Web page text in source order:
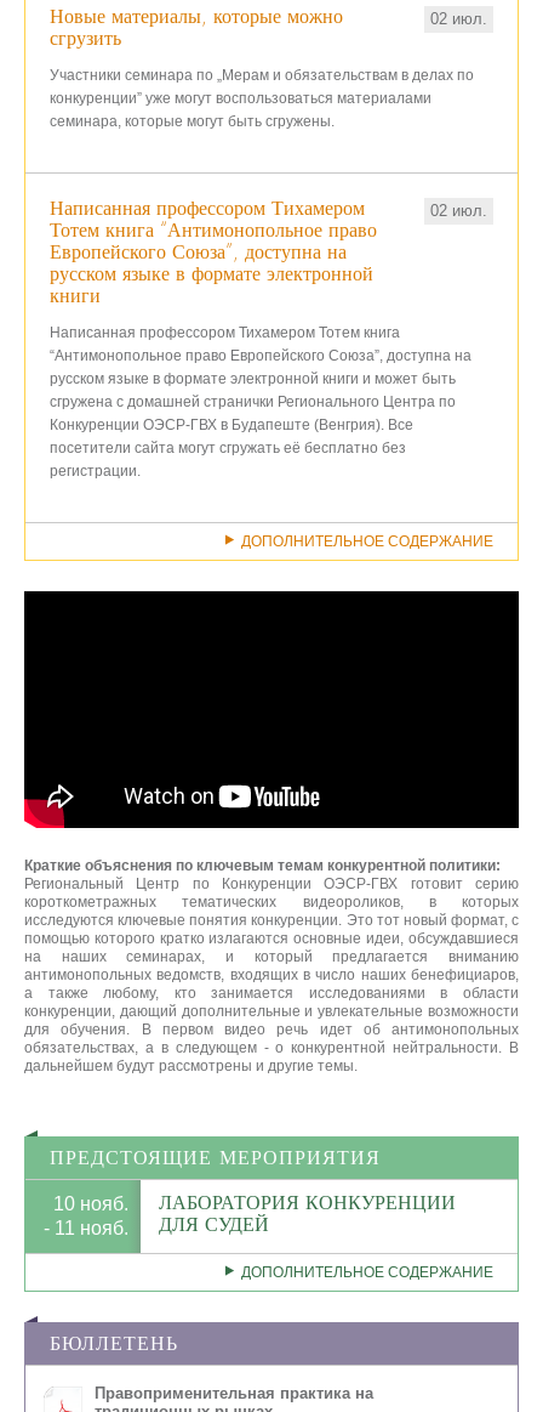
Новые материалы, которые можно
сгрузить
02 июл.
Участники семинара по „Мерам и обязательствам в делах по
конкуренции” уже могут воспользоваться материалами
семинара, которые могут быть сгружены.
Написанная профессором Тихамером
Тотем книга “Антимонопольное право
Европейского Союза”, доступна на
русском языке в формате электронной
книги
02 июл.
Написанная профессором Тихамером Тотем книга
“Антимонопольное право Европейского Союза”, доступна на
русском языке в формате электронной книги и может быть
сгружена с домашней странички Регионального Центра по
Конкуренции ОЭСР-ГВХ в Будапеште (Венгрия). Все
посетители сайта могут сгружать её бесплатно без
регистрации.
ДОПОЛНИТЕЛЬНОЕ СОДЕРЖАНИЕ
Краткие объяснения по ключевым темам конкурентной политики:
Региональный Центр по Конкуренции ОЭСР-ГВХ готовит серию
короткометражных тематических видеороликов, в которых
исследуются ключевые понятия конкуренции. Это тот новый формат, с
помощью которого кратко излагаются основные идеи, обсуждавшиеся
на наших семинарах, и который предлагается вниманию
антимонопольных ведомств, входящих в число наших бенефициаров,
а также любому, кто занимается исследованиями в области
конкуренции, дающий дополнительные и увлекательные возможности
для обучения. В первом видео речь идет об антимонопольных
обязательствах, а в следующем - о конкурентной нейтральности. В
дальнейшем будут рассмотрены и другие темы.
ПРЕДСТОЯЩИЕ МЕРОПРИЯТИЯ
10 нояб.
- 11 нояб.
ЛАБОРАТОРИЯ КОНКУРЕНЦИИ
ДЛЯ СУДЕЙ
ДОПОЛНИТЕЛЬНОЕ СОДЕРЖАНИЕ
БЮЛЛЕТЕНЬ
Правоприменительная практика на